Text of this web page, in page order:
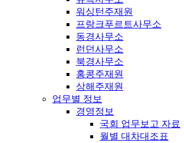
워싱턴주재원
프랑크푸르트사무소
동경사무소
런던사무소
북경사무소
홍콩주재원
상해주재원
업무별 정보
경영정보
국회 업무보고 자료
월별 대차대조표